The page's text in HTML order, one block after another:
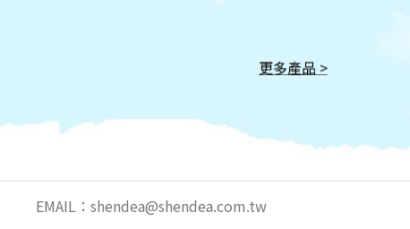
更多產品 >
EMAIL： shendea@shendea.com.tw